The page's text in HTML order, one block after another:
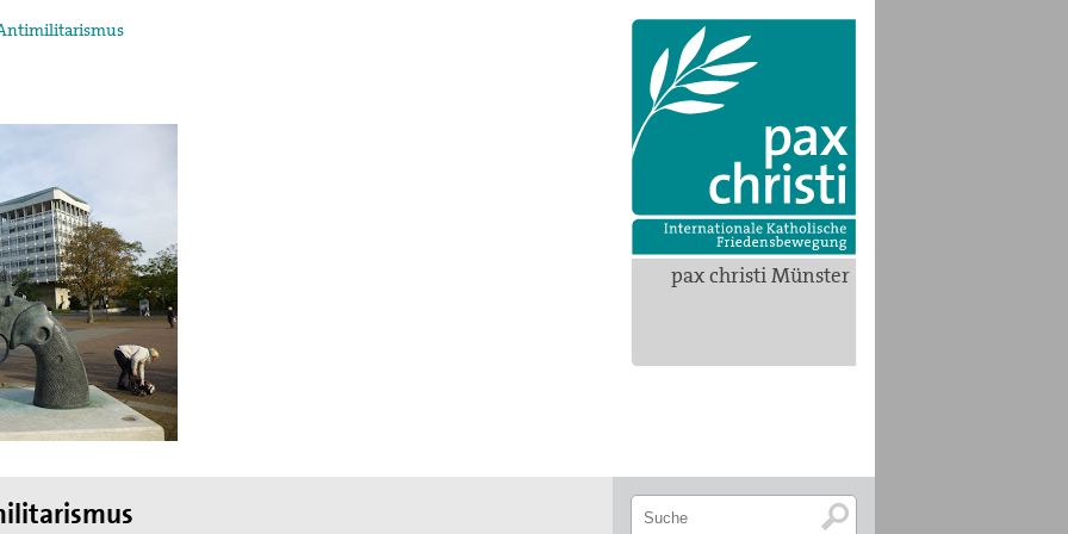
pax christi Münster
in der
und arbeitet in
Konzils.
des weltweiten
des II. Weltkrieges,
die Hand